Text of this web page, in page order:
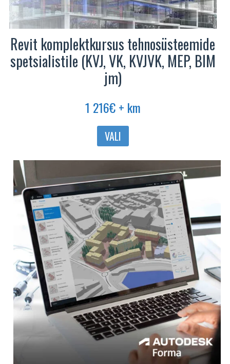
Revit komplektkursus tehnosüsteemide
spetsialistile (KVJ, VK, KVJVK, MEP, BIM
jm)
1 216€+ km
VALI